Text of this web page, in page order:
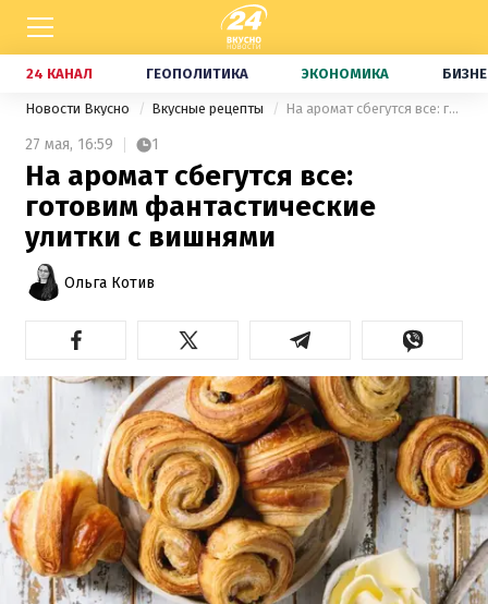
24 КАНАЛ ГЕОПОЛИТИКА ЭКОНОМИКА
Новости Вкусно Вкусные рецепты На аромат сбегутся все: готовим фантастические улитки с вишнями
27 мая, 16:59 1
На аромат сбегутся все:
готовим фантастические
улитки с вишнями
Ольга Котив